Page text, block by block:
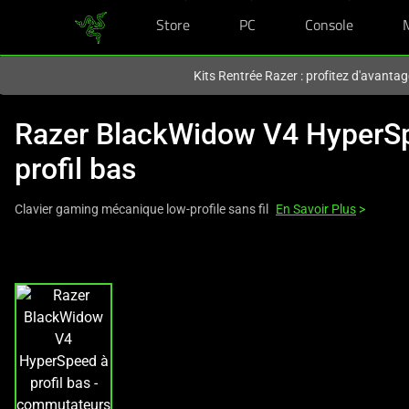
Store PC Console
Kits Rentrée Razer : profitez
Razer BlackWidow V4
profil bas
Clavier gaming mécanique low-profile sans fil En Savoir Plus >
a
carousel
one
large
image